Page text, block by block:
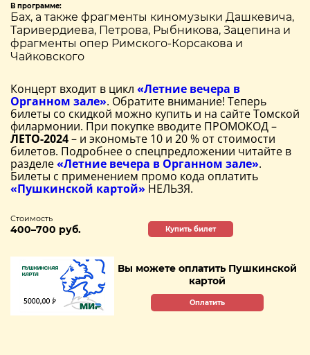
В программе:
Бах, а также фрагменты киномузыки Дашкевича,
Таривердиева, Петрова, Рыбникова, Зацепина и
фрагменты опер Римского-Корсакова и
Чайковского
Концерт входит в цикл «Летние вечера в
Органном зале». Обратите внимание! Теперь
билеты со скидкой можно купить и на сайте Томской
филармонии. При покупке вводите ПРОМОКОД –
ЛЕТО-2024– и экономьте 10 и 20 % от стоимости
билетов. Подробнее о спецпредложении читайте в
разделе«Летние вечера в Органном зале».
Билеты с применением промо кода оплатить
«Пушкинской картой» НЕЛЬЗЯ.
Стоимость
400–700 руб. Купить билет
Вы можете оплатить Пушкинской
картой
Оплатить